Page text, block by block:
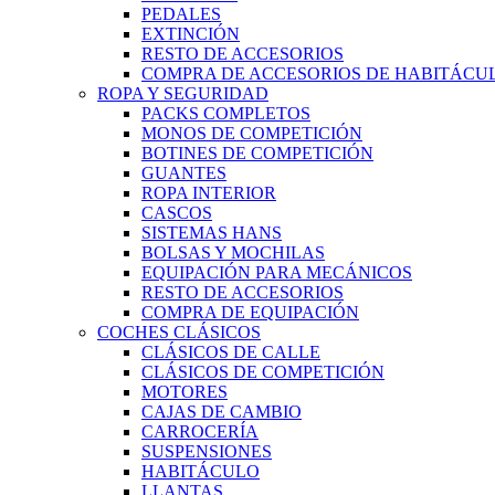
PEDALES
EXTINCIÓN
RESTO DE ACCESORIOS
COMPRA DE ACCESORIOS DE
ROPA Y SEGURIDAD
PACKS COMPLETOS
MONOS DE COMPETICIÓN
BOTINES DE COMPETICIÓN
GUANTES
ROPA INTERIOR
CASCOS
SISTEMAS HANS
BOLSAS Y MOCHILAS
EQUIPACIÓN PARA MECÁNICOS
RESTO DE ACCESORIOS
COMPRA DE EQUIPACIÓN
COCHES CLÁSICOS
CLÁSICOS DE CALLE
CLÁSICOS DE COMPETICIÓN
MOTORES
CAJAS DE CAMBIO
CARROCERÍA
SUSPENSIONES
HABITÁCULO
LLANTAS